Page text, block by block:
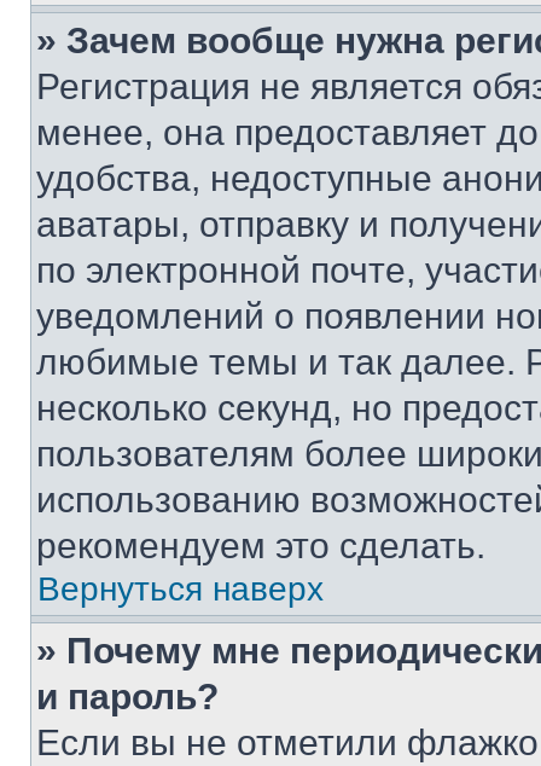
» Зачем вообще нужна
Регистрация не является
менее, она предоставляет
удобства, недоступные
аватары, отправку и
по электронной почте,
уведомлений о появлении
любимые темы и так далее.
несколько секунд, но
пользователям более
использованию
рекомендуем это сделать.
Вернуться наверх
» Почему мне
и пароль?
Если вы не отметили